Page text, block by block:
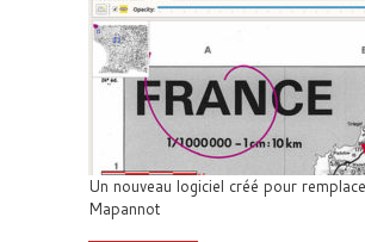
Un nouveau logiciel créé pour
Mapannot